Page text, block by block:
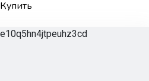
Купить